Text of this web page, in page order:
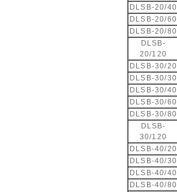
DLSB-20/40
DLSB-20/60
DLSB-20/80
DLSB-
20/120
DLSB-30/20
DLSB-30/30
DLSB-30/40
DLSB-30/60
DLSB-30/80
DLSB-
30/120
DLSB-40/20
DLSB-40/30
DLSB-40/40
DLSB-40/80